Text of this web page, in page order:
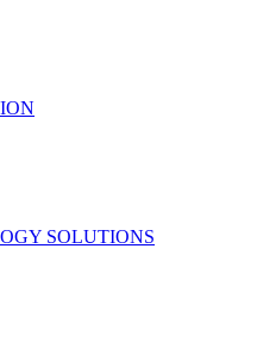
SOLUTIONS